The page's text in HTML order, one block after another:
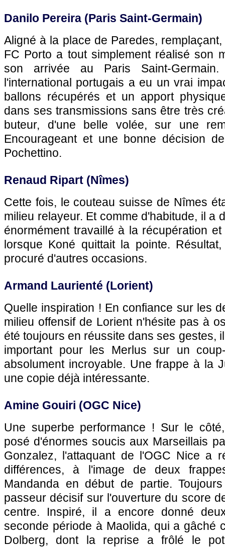
Danilo Pereira (Paris Saint-Germain)
Aligné à la place de Paredes,
FC Porto a tout simplement réalisé son
son arrivée au Paris Saint-
l'international portugais a eu un vrai
ballons récupérés et un apport
dans ses transmissions sans être très
buteur, d'une belle volée, sur une
Encourageant et une bonne décision
Pochettino.
Renaud Ripart (Nîmes)
Cette fois, le couteau suisse de Nîmes
milieu relayeur. Et comme d'habitude, il a
énormément travaillé à la récupération
lorsque Koné quittait la pointe.
procuré d'autres occasions.
Armand Laurienté (Lorient)
Quelle inspiration ! En confiance sur les
milieu offensif de Lorient n'hésite pas à
été toujours en réussite dans ses gestes,
important pour les Merlus sur un
absolument incroyable. Une frappe à la
une copie déjà intéressante.
Amine Gouiri (OGC Nice)
Une superbe performance ! Sur le
posé d'énormes soucis aux Marseillais
Gonzalez, l'attaquant de l'OGC Nice a
différences, à l'image de deux
Mandanda en début de partie.
passeur décisif sur l'ouverture du score
centre. Inspiré, il a encore donné
seconde période à Maolida, qui a gâché
Dolberg, dont la reprise a frôlé le